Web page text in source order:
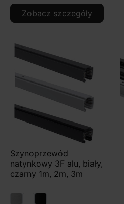
Zobacz szczegóły
Szynoprzewód
natynkowy 3F alu, biały,
czarny 1m, 2m, 3m